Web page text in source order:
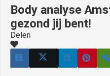
Body analyse
gezond jij bent!
Delen
op
gebruikt